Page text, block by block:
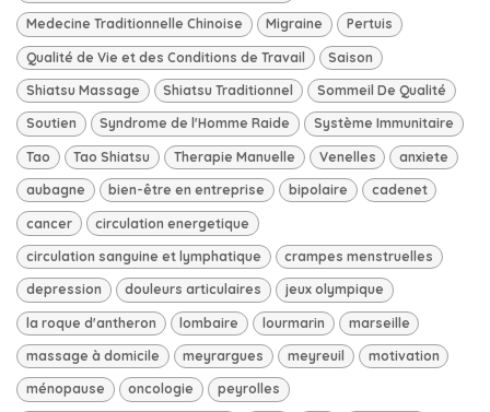
Medecine Traditionnelle Chinoise Migraine Pertuis
Qualité de Vie et des Conditions de Travail Saison
Shiatsu Massage Shiatsu Traditionnel Sommeil De Qualité
Soutien Syndrome de l'Homme Raide Système Immunitaire
Tao Tao Shiatsu Therapie Manuelle Venelles anxiete
aubagne bien-être en entreprise bipolaire cadenet
cancer circulation energetique
circulation sanguine et lymphatique crampes menstruelles
depression douleurs articulaires jeux olympique
la roque d'antheron lombaire lourmarin marseille
massage à domicile meyrargues meyreuil motivation
ménopause oncologie peyrolles